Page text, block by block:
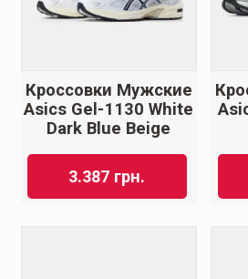
Кроссовки Мужские
Asics Gel-1130 White
Dark Blue Beige
3.387 грн.